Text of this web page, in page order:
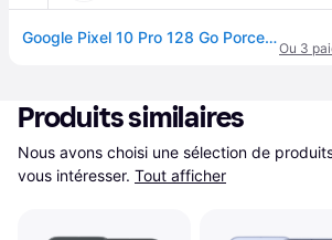
Google Pixel 10 Pro 128 Go Porcelaine GA10312-GB
Ou 3
Produits similaires
Nous avons choisi une sélection de
vous intéresser. Tout afficher